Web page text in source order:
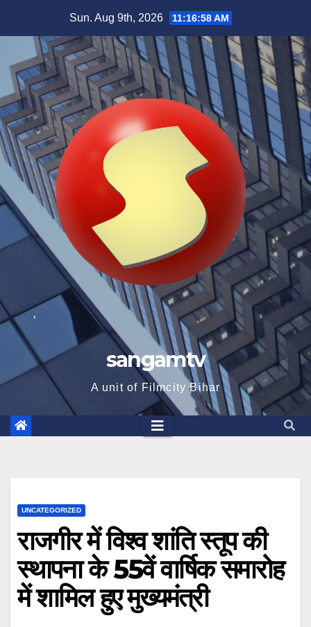
content
Sun. Aug 9th, 2026 11:17:00 AM
sangamtv
A unit of Filmcity Bihar
UNCATEGORIZED
राजगीर में विश्व शांति स्तूप की
स्थापना के 55वें वार्षिक समारोह
में शामिल हुए मुख्यमंत्री